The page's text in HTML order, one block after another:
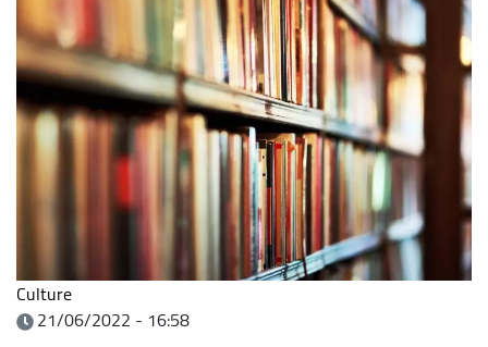
Culture
21/06/2022 - 16:58